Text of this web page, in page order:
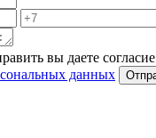
вы даете согласие
данных